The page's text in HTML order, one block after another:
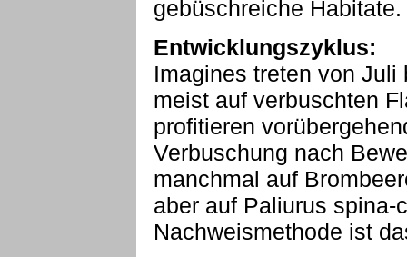
gebüschreiche Habitate.
Entwicklungszyklus:
Imagines treten von
meist auf verbuschten
profitieren
Verbuschung nach
manchmal auf
aber auf Paliurus spina-
Nachweismethode ist